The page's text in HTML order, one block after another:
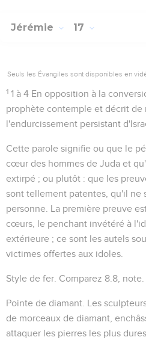
Jérémie 17
Seuls les Évangiles sont disponibles en
1 1 à 4 En opposition à la
prophète contemple et décrit de
l'endurcissement persistant
Cette parole signifie ou que le
cœur des hommes de Juda et
extirpé ; ou plutôt : que les
sont tellement patentes, qu'il ne
personne. La première preuve
cœurs, le penchant invétéré à
extérieure ; ce sont les autels
victimes offertes aux idoles.
Style de fer . Comparez 8.8 , note.
Pointe de diamant . Les
de morceaux de diamant,
attaquer les pierres les plus dures.